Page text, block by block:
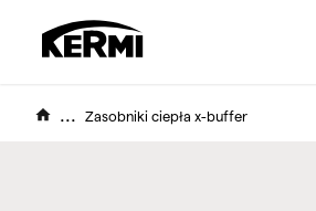
... Zasobniki ciepła x-buffer